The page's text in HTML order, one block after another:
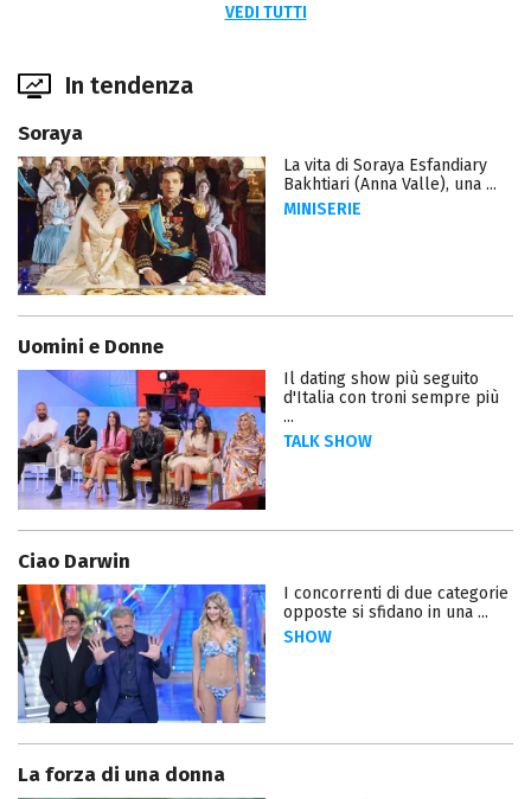
VEDI TUTTI
In tendenza
Soraya
La vita di Soraya Esfandiary
Bakhtiari (Anna Valle), una ...
MINISERIE
Uomini e Donne
Il dating show più seguito
d'Italia con troni sempre più
...
TALK SHOW
Ciao Darwin
I concorrenti di due categorie
opposte si sfidano in una ...
SHOW
La forza di una donna